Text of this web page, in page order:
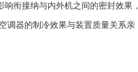
衔接纳与内外机之间的密封效果，
调器的制冷效果与装置质量关系亲